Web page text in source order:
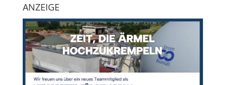
ANZEIGE